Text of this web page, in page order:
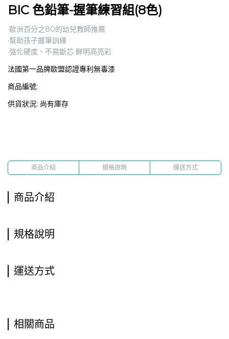
BIC 色鉛筆-握筆練習組(8色)
·歐洲百分之80的幼兒教師推薦
·幫助孩子握筆訓練
·強化硬度、不易斷芯 鮮明高亮彩
法國第一品牌歐盟認證專利無毒漆
商品編號:
供貨狀況: 尚有庫存
商品介紹 規格說明 運送方式
商品介紹
規格說明
運送方式
相關商品